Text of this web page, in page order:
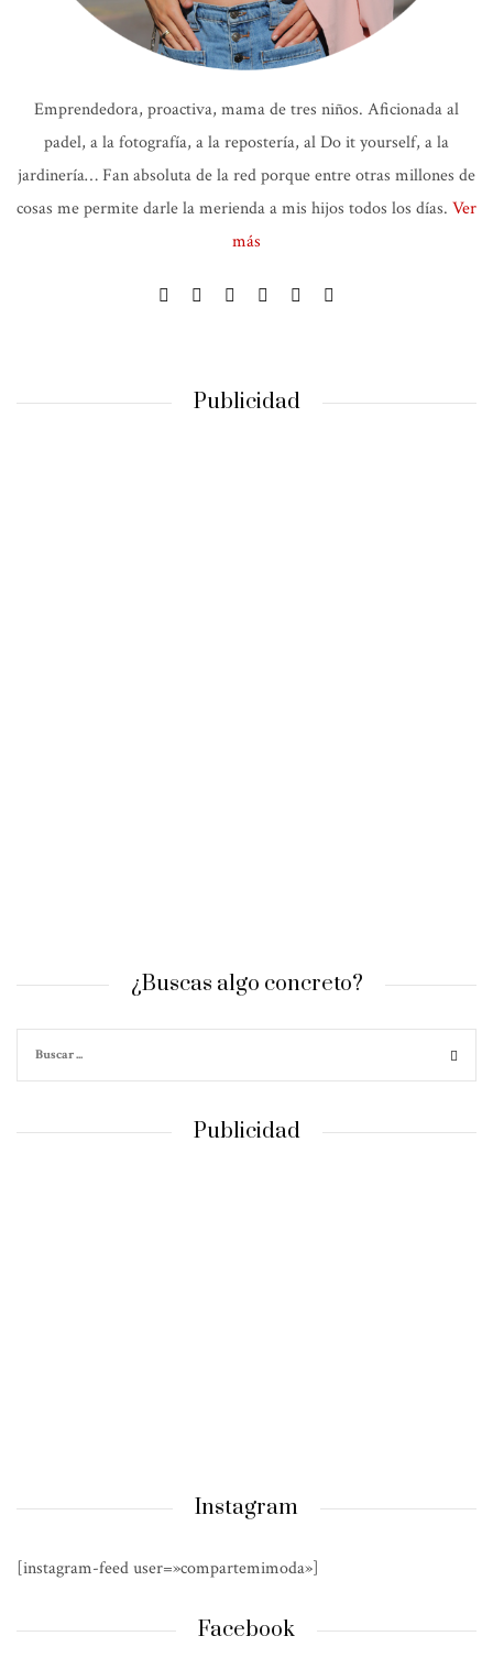
Emprendedora, proactiva, mama de tres niños. Aficionada al
padel, a la fotografía, a la repostería, al Do it yourself, a la
jardinería… Fan absoluta de la red porque entre otras millones de
cosas me permite darle la merienda a mis hijos todos los días. Ver
más
Publicidad
¿Buscas algo concreto?
Publicidad
Instagram
[instagram-feed user=»compartemimoda»]
Facebook